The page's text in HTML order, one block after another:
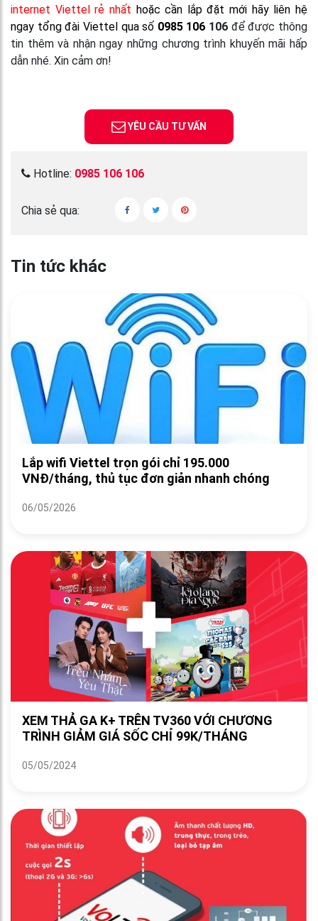
internet Viettel rẻ nhất hoặc cần lắp đặt mới hãy liên hệ
ngay tổng đài Viettel qua số 0985 106 106 để được thông
tin thêm và nhận ngay những chương trình khuyến mãi hấp
dẫn nhé. Xin cảm ơn!
YÊU CẦU TƯ VẤN
Hotline: 0985 106 106
Chia sẻ qua:
Tin tức khác
Lắp wifi Viettel trọn gói chỉ 195.000
VNĐ/tháng, thủ tục đơn giản nhanh chóng
06/05/2026
XEM THẢ GA K+ TRÊN TV360 VỚI CHƯƠNG
TRÌNH GIẢM GIÁ SỐC CHỈ 99K/THÁNG
05/05/2024